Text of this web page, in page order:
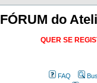
FÓRUM do
QUER SE
FAQ